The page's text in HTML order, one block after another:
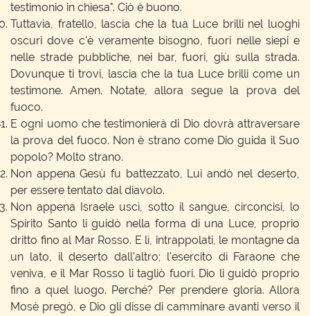
testimonio in chiesa". Ciò è buono.
Tuttavia, fratello, lascia che la tua Luce brilli nel luoghi
oscuri dove c'è veramente bisogno, fuori nelle siepi e
nelle strade pubbliche, nei bar, fuori, giù sulla strada.
Dovunque ti trovi, lascia che la tua Luce brilli come un
testimone. Amen. Notate, allora segue la prova del
fuoco.
E ogni uomo che testimonierà di Dio dovrà attraversare
la prova del fuoco. Non è strano come Dio guida il Suo
popolo? Molto strano.
Non appena Gesù fu battezzato, Lui andò nel deserto,
per essere tentato dal diavolo.
Non appena Israele uscì, sotto il sangue, circoncisi, lo
Spirito Santo li guidò nella forma di una Luce, proprio
dritto fino al Mar Rosso. E lì, intrappolati, le montagne da
un lato, il deserto dall'altro; l'esercito di Faraone che
veniva, e il Mar Rosso li tagliò fuori. Dio li guidò proprio
fino a quel luogo. Perché? Per prendere gloria. Allora
Mosè pregò, e Dio gli disse di camminare avanti verso il